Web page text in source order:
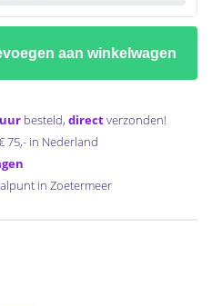
aan winkelwagen
besteld, directverzonden!
75,- in Nederland
in Zoetermeer